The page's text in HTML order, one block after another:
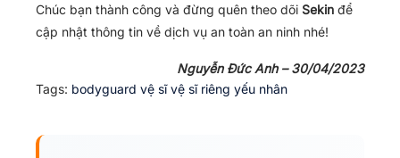
Chúc bạn thành công và đừng quên theo dõi Sekin để
cập nhật thông tin về dịch vụ an toàn an ninh nhé!
Nguyễn Đức Anh – 30/04/2023
Tags: bodyguard vệ sĩvệ sĩ riêng yếu nhân